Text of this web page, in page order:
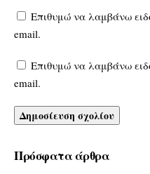
Επιθυμώ να λαμβάνω
email.
Επιθυμώ να λαμβάνω
email.
Πρόσφατα άρθρα